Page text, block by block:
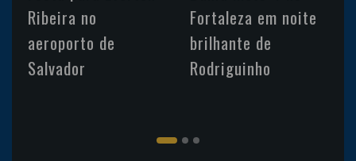
Ribeira no
aeroporto de
Salvador
Fortaleza em noite
brilhante de
Rodriguinho